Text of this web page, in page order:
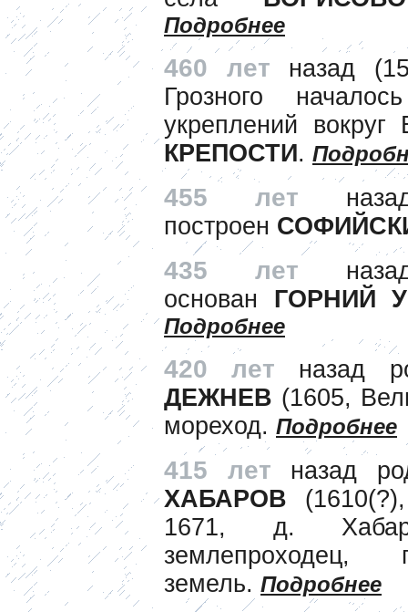
Подробнее
460 лет назад
Грозного
укреплений
КРЕПОСТИ.
455 лет
построен
435 лет
основан ГОРНИЙ
Подробнее
420 лет назад
ДЕЖНЕВ (1605,
мореход. Подробнее
415 лет назад
ХАБАРОВ
1671, д.
землепроходец,
земель. Подробнее